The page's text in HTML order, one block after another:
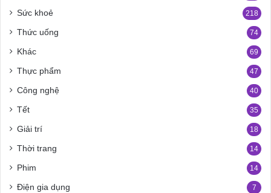
Sức khoẻ 218
Thức uống 74
Khác 69
Thực phẩm 47
Công nghệ 40
Tết 35
Giải trí 18
Thời trang 14
Phim 14
Điện gia dụng 7